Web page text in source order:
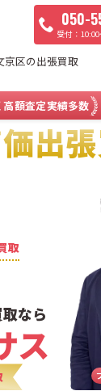
050-
京区の出張買取
高額査定実績多数
出
取
なら
ス